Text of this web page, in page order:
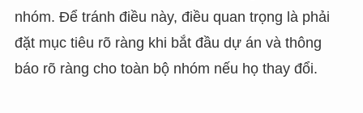
nhóm. Để tránh điều này, điều quan trọng là phải
đặt mục tiêu rõ ràng khi bắt đầu dự án và thông
báo rõ ràng cho toàn bộ nhóm nếu họ thay đổi.